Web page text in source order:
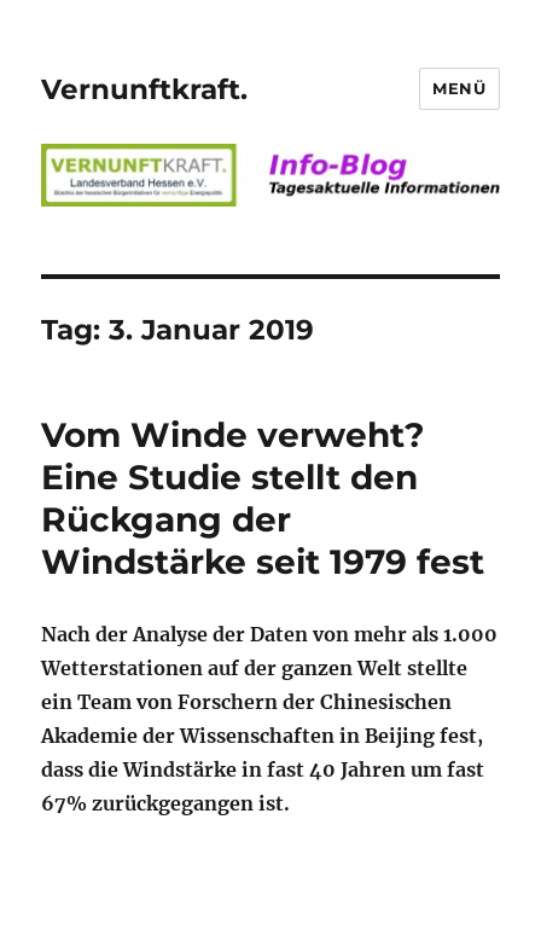
Vernunftkraft. MENÜ
Tag:3. Januar 2019
Vom Winde verweht?
Eine Studie stellt den
Rückgang der
Windstärke seit 1979 fest
Nach der Analyse der Daten von mehr als 1.000
Wetterstationen auf der ganzen Welt stellte
ein Team von Forschern der Chinesischen
Akademie der Wissenschaften in Beijing fest,
dass die Windstärke in fast 40 Jahren um fast
67% zurückgegangen ist.